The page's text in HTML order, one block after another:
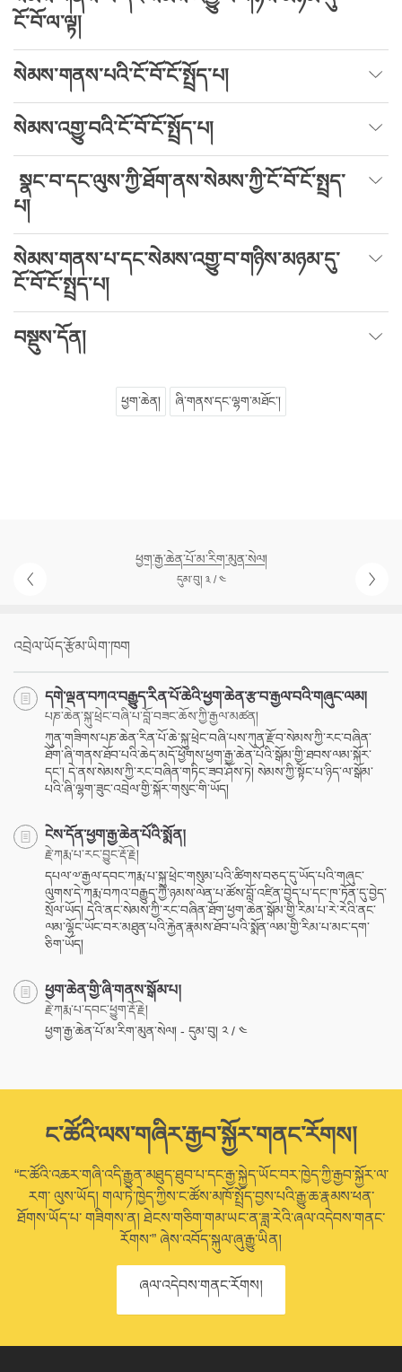
ངོ་བོ་ལ་ལྟ།
སེམས་གནས་པའི་ངོ་བོ་ངོ་སྤྲོད་པ།
སེམས་འགྱུ་བའི་ངོ་བོ་ངོ་སྤྲོད་པ།
སྣང་བ་དང་ལུས་ཀྱི་ཐོག་ནས་སེམས་ཀྱི་ངོ་བོ་ངོ་སྤྲད་
པ།
སེམས་གནས་པ་དང་སེམས་འགྱུ་བ་གཉིས་མཉམ་དུ་
ངོ་བོ་ངོ་སྤྲད་པ།
བསྡུས་དོན།
ཕྱག་ཆེན། ཞི་གནས་དང་ལྷག་མཐོང་།
ཕྱག་རྒྱ་ཆེན་པོ་མ་རིག་མུན་སེལ།
དུམ་བུ། ༣ / ༤
འབྲེལ་ཡོད་རྩོམ་ཡིག་ཁག
དགེ་ལྡན་བཀའ་བརྒྱུད་རིན་པོ་ཆེའི་ཕྱག་ཆེན་རྩ་བ་རྒྱལ་བའི་གཞུང་ལམ།
པཎ་ཆེན་སྐུ་ཕྲེང་བཞི་པ་བློ་བཟང་ཆོས་ཀྱི་རྒྱལ་མཚན།
ཀུན་གཟིགས་པཎ་ཆེན་རིན་པོ་ཆེ་སྐུ་ཕྲེང་བཞི་པས་ཀུན་རྫོབ་སེམས་ཀྱི་རང་བཞིན་
ཐོག་ཞི་གནས་ཐོབ་པའི་ཆེད་མདོ་ཕྱོགས་ཕྱག་རྒྱ་ཆེན་པོའི་སྒོམ་གྱི་ཐབས་ལམ་སྐོར་
དང་། དེ་ནས་སེམས་ཀྱི་རང་བཞིན་གཏིང་ཟབ་ཤོས་ཏེ། སེམས་ཀྱི་སྟོང་པ་ཉིད་ལ་སྒོམ་
པའི་ཞི་ལྷག་ཟུང་འབྲེལ་གྱི་སྐོར་གསུང་གི་ཡོད།
ངེས་དོན་ཕྱག་རྒྱ་ཆེན་པོའི་སྨོན།
རྗེ་ཀརྨ་པ་རང་བྱུང་རྡོ་རྗེ།
དཔལ་༧་རྒྱལ་དབང་ཀརྨ་པ་སྐུ་ཕྲེང་གསུམ་པའི་ཚིགས་བཅད་དུ་ཡོད་པའི་གཞུང་
ལུགས་དེ་ཀརྨ་བཀའ་བརྒྱུད་ཀྱི་ཉམས་ལེན་པ་ཚོས་བློ་འཛིན་བྱེད་པ་དང་ཁ་ཏོན་དུ་བྱེད་
སྲོལ་ཡོད། དེའི་ནང་སེམས་ཀྱི་རང་བཞིན་ཐོག་ཕྱག་ཆེན་སྒོམ་གྱི་རིམ་པ་རེ་རེའི་ནང་
ལམ་ལྷོང་ཡོང་བར་མཐུན་པའི་རྐྱེན་རྣམས་ཐོབ་པའི་སྨོན་ལམ་གྱི་རིམ་པ་མང་དག་
ཅིག་ཡོད།
ཕྱག་ཆེན་གྱི་ཞི་གནས་སྒོམ་པ།
རྗེ་ཀརྨ་པ་དབང་ཕྱུག་རྡོ་རྗེ།
ཕྱག་རྒྱ་ཆེན་པོ་མ་རིག་མུན་སེལ། - དུམ་བུ། ༢ / ༤
ང་ཚོའི་ལས་གཞིར་རྒྱབ་སྐྱོར་གནང་རོགས།
“ང་ཚོའི་འཆར་གཞི་འདི་རྒྱུན་མཐུད་ཐུབ་པ་དང་རྒྱ་སྐྱེད་ཡོང་བར་ཁྱེད་ཀྱི་རྒྱབ་སྐྱོར་ལ་
རག་ ལུས་ཡོད། གལ་ཏེ་ཁྱེད་ཀྱིས་ང་ཚོས་མཁོ་སྤྲོད་བྱས་པའི་རྒྱུ་ཆ་རྣམས་ཕན་
ཐོགས་ཡོད་པ་ གཟིགས་ན། ཐེངས་གཅིག་གམ་ཡང་ན་ཟླ་རེའི་ཞལ་འདེབས་གནང་
རོགས་” ཞེས་འབོད་སྐུལ་ཞུ་རྒྱུ་ཡིན།
ཞལ་འདེབས་གནང་རོགས།